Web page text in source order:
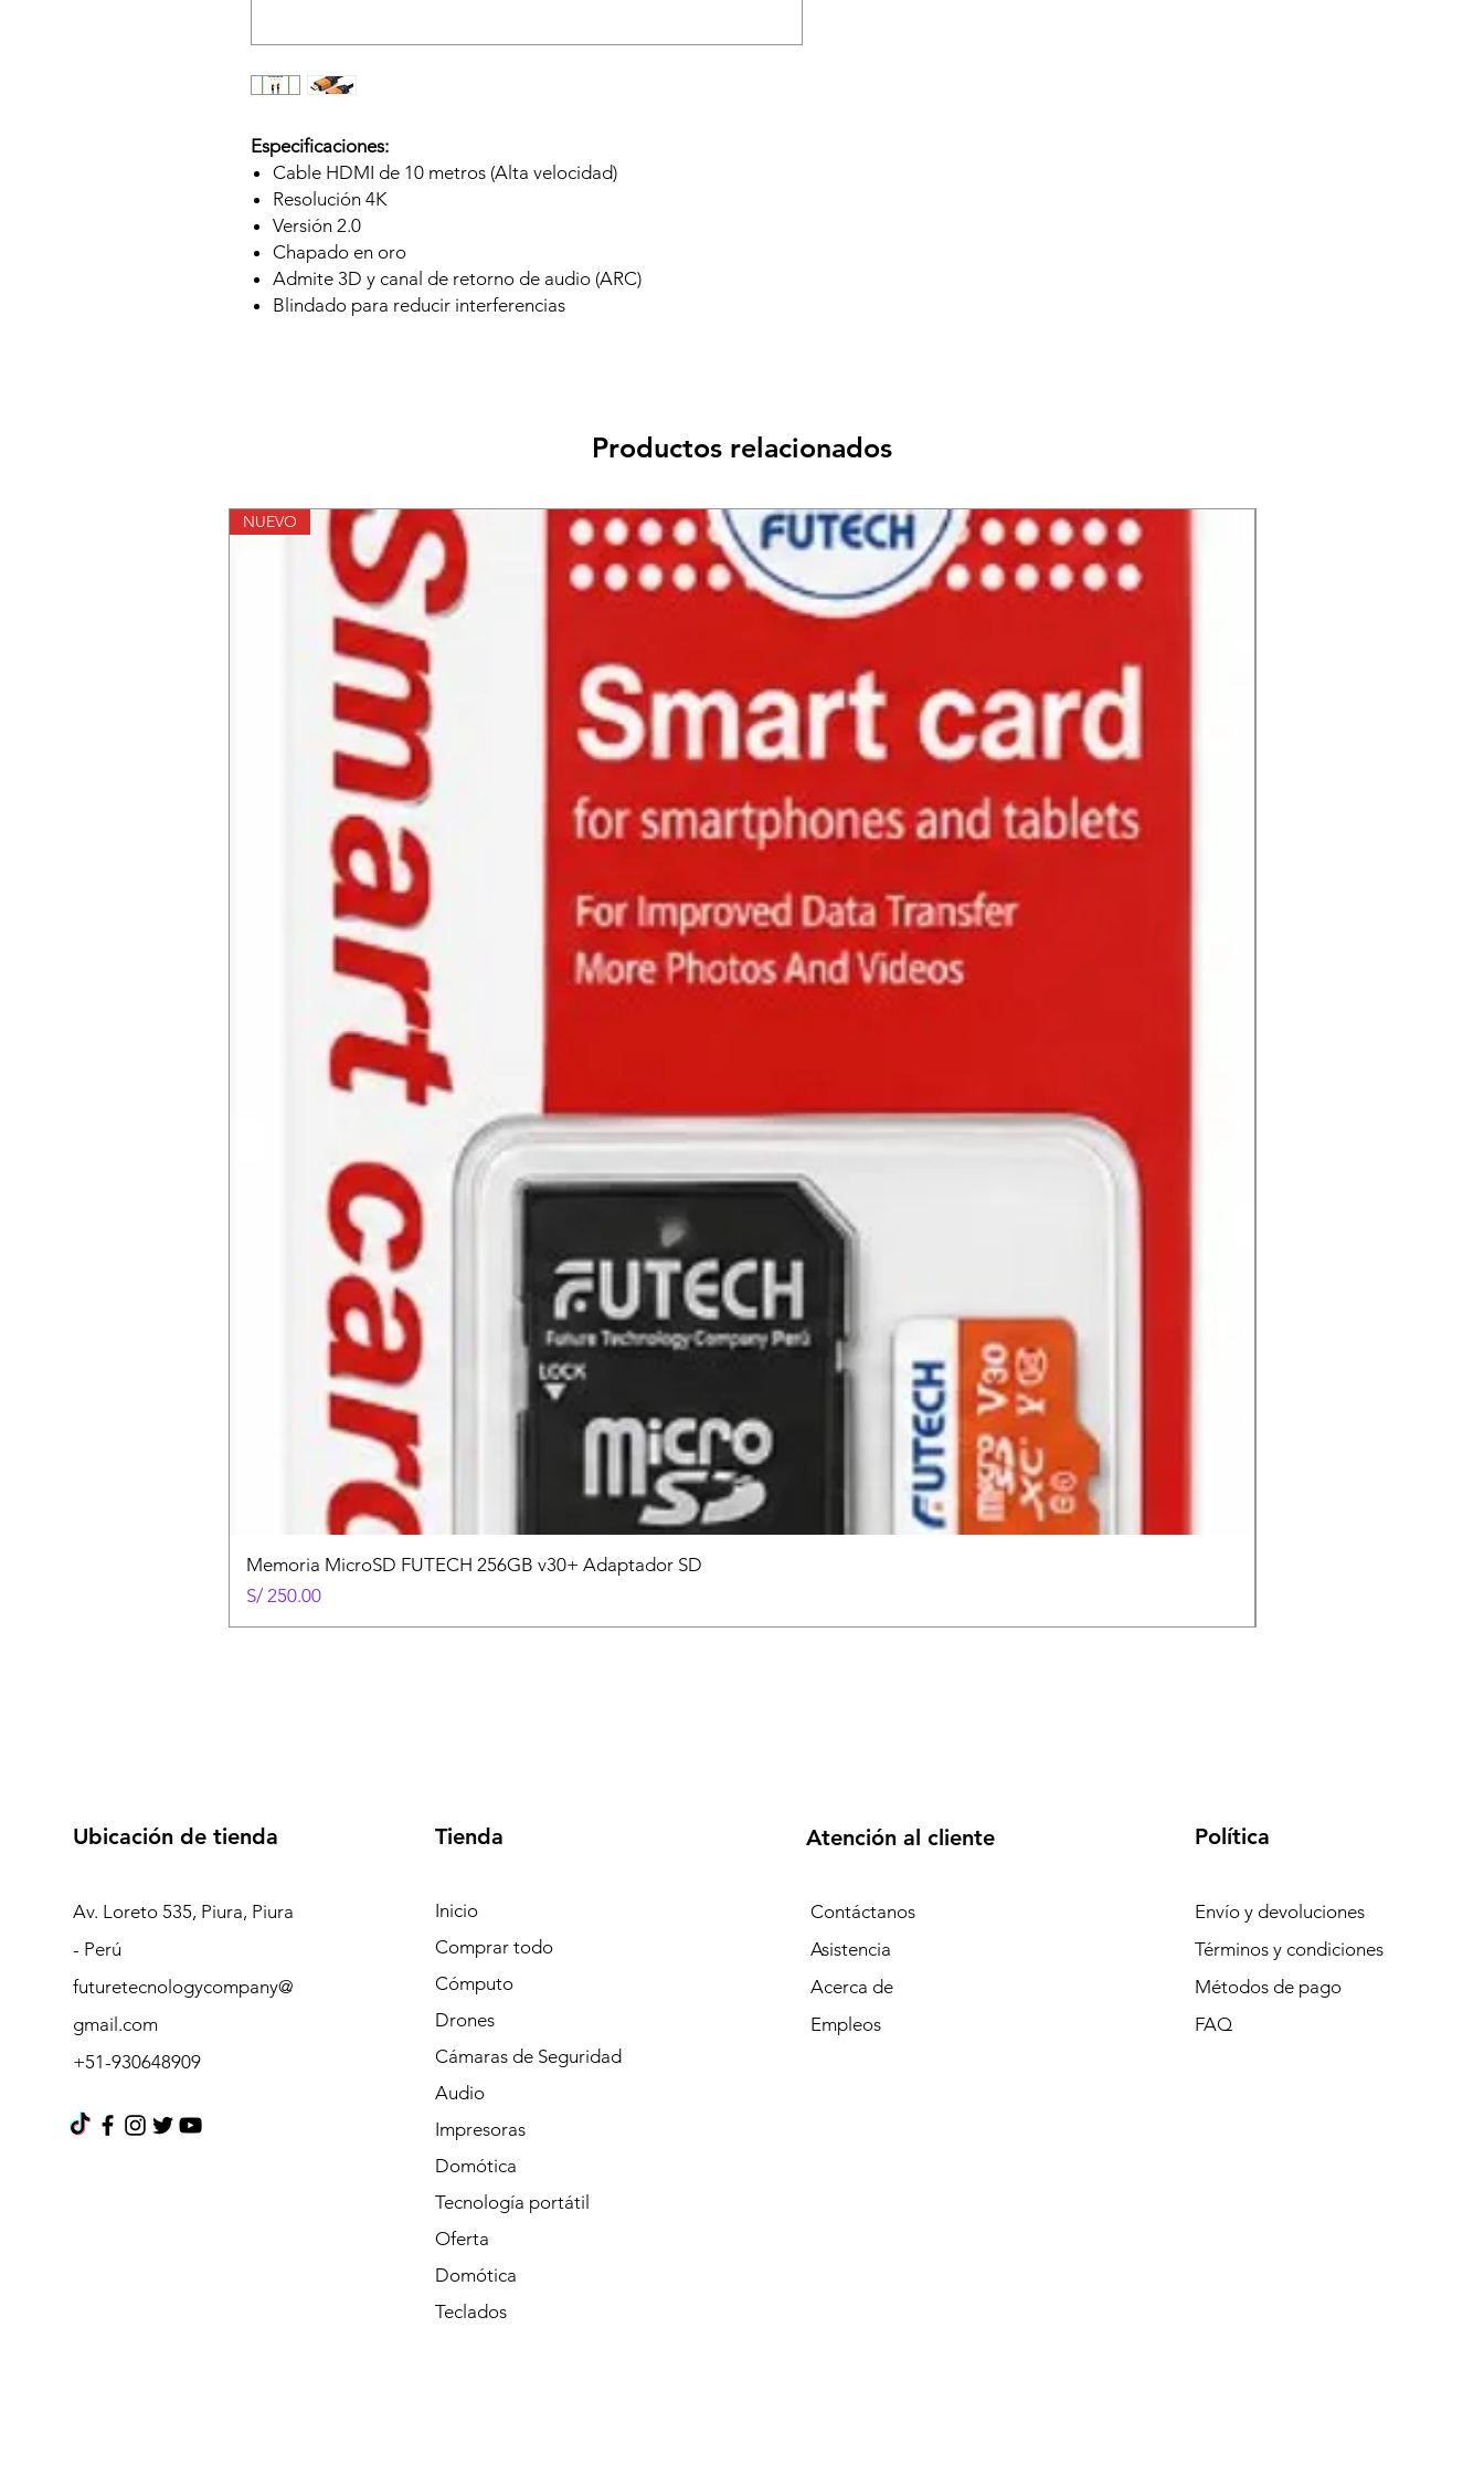
Especificaciones:
Cable HDMI de 10 metros (Alta velocidad)
Resolución 4K
Versión 2.0
Chapado en oro
Admite 3D y canal de retorno de audio (ARC)
Blindado para reducir interferencias
Productos relacionados
NUEVO
Memoria MicroSD FUTECH 256GB v30+ Adaptador SD
Precio
S/ 250.00
Ubicación de tienda
Av. Loreto 535, Piura, Piura
- Perú
futuretecnologycompany@
gmail.com
+51-930648909
Tienda
Inicio
Comprar todo
Cómputo
Drones
Cámaras de Seguridad
Audio
Impresoras
Domótica
Tecnología portátil
Oferta
Domótica
Teclados
Atención al cliente
Contáctanos
Asistencia
Acerca de
Empleos
Política
Envío y devoluciones
Términos y condiciones
Métodos de pago
FAQ